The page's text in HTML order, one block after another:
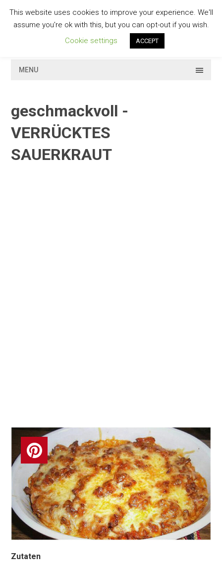
contentGESCHMACKVOLL
MENU
geschmackvoll -
VERRÜCKTES
SAUERKRAUT
Zutaten
This website uses cookies to improve your experience. We'll
assume you're ok with this, but you can opt-out if you wish.
Cookie settings
ACCEPT